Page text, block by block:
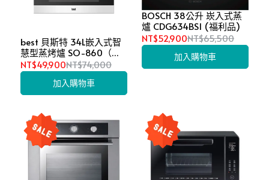
best 貝斯特 34L嵌入式智
慧型蒸烤爐 SO-860（不
含安裝）（陳列品）
NT$49,900NT$74,000
加入購物車
BOSCH 38公升 崁入式蒸
爐 CDG634BS1 (福利品)
NT$52,900NT$65,500
加入購物車